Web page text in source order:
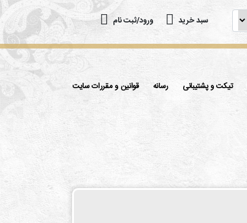
سبد خرید ورود/ثبت نام
تیکت و پشتیبانی رسانه قوانین و مقررات سایت